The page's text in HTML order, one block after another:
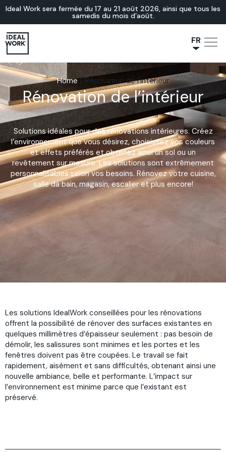
Ideal Work sera fermée du 17 au 21 août 2026, ainsi que tous les
samedis du mois d’août.
FR
JA
ES
EN
DE
Home/Rénovation de l’intérieur
Rénovation de l’intérieur
Solutions idéales pour des rénovations intérieures. Créez
l’environnement que vous désirez, choisissez vos couleurs
et effets préférés et obtenez ainsi un sol ou un
revêtement sur mesure. Les solutions sont extrêmement
personnalisables selon vos besoins. Rénovez votre cuisine,
salle da bain, magasin, escalier et plus encore!
Les solutions IdealWork conseillées pour les rénovations
offrent la possibilité de rénover des surfaces existantes en
quelques millimètres d’épaisseur seulement : pas besoin de
démolir, les salissures sont minimes et les portes et les
fenêtres doivent pas être coupées. Le travail se fait
rapidement, aisément et sans difficultés, obtenant ainsi une
nouvelle ambiance, belle et performante. L’impact sur
l’environnement est minime parce que l’existant est
préservé.